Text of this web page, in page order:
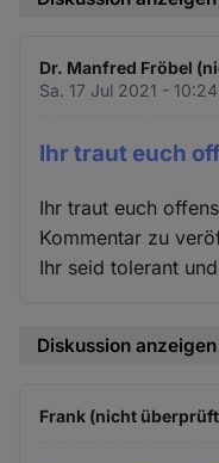
Dr. Manfred Fröbel
Sa. 17 Jul 2021 - 10:24
Ihr traut euch
Ihr traut euch
Kommentar zu
Ihr seid tolerant
Diskussion anzeigen
Frank (nicht